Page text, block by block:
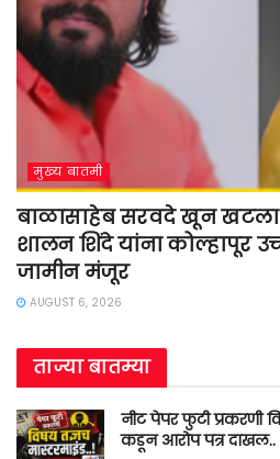
मुख्य बातमी
बाळासाहेब सरवदे खून
शालन शिंदे यांना कोल्हापूर
जामीन मंजूर
AUGUST 6, 2026
ताज्या बातम्या
नीट पेपर फुटी प्रकरणी
कडून आरोप पत्र दाखल..